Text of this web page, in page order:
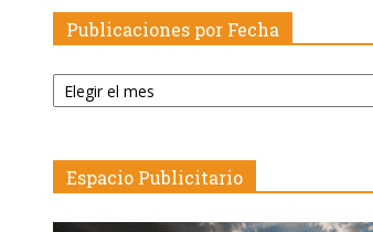
Publicaciones por Fecha
Publicaciones
por
Espacio Publicitario